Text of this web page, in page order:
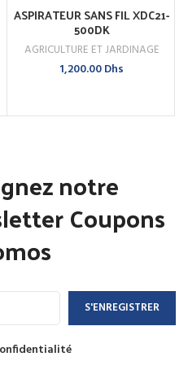
ASPIRATEUR SANS FIL XDC21-
500DK
AGRICULTURE ET JARDINAGE
1,200.00Dhs
notre
Coupons